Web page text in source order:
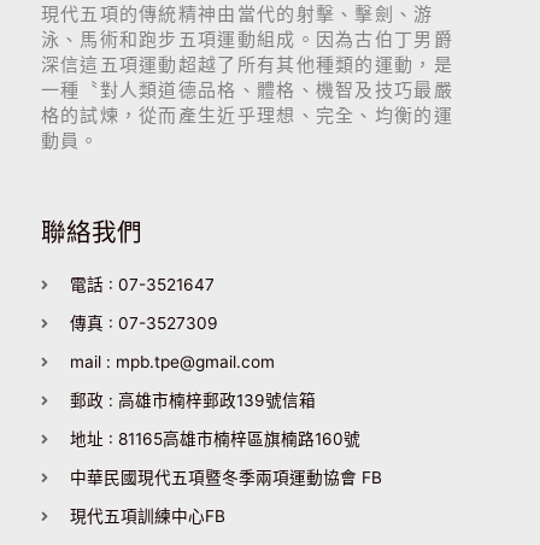
現代五項的傳統精神由當代的射擊、擊劍、游
泳、馬術和跑步五項運動組成。因為古伯丁男爵
深信這五項運動超越了所有其他種類的運動，是
一種〝對人類道德品格、體格、機智及技巧最嚴
格的試煉，從而產生近乎理想、完全、均衡的運
動員。
聯絡我們
電話 : 07-3521647
傳真 : 07-3527309
mail : mpb.tpe@gmail.com
郵政 : 高雄市楠梓郵政139號信箱
地址 : 81165高雄市楠梓區旗楠路160號
中華民國現代五項暨冬季兩項運動協會 FB
現代五項訓練中心FB